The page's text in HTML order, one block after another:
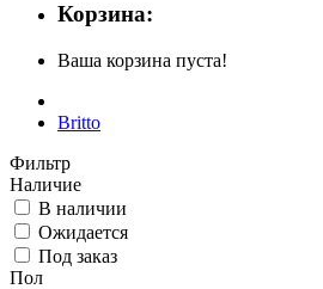
Корзина:
Ваша корзина пуста!
Britto
Фильтр
Наличие
В наличии
Ожидается
Под заказ
Пол